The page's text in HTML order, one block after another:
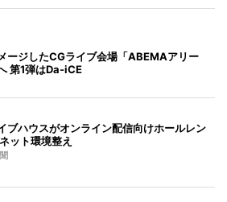
ージしたCGライブ会場「ABEMAアリー
第1弾はDa-iCE
ブハウスがオンライン配信向けホールレン
ット環境整え